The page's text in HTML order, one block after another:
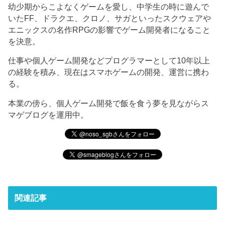
幼少期からこよなくゲームを愛し、中学生の時に遊んで
いたFF、ドラクエ、クロノ、サガといったスクウェアや
エニックスの名作RPGの影響でゲーム開発者になること
を決意。
仕事や個人ゲーム開発などプログラマーとして10年以上
の経験を積み、現在はスマホゲームの開発、運営に携わ
る。
本業の傍ら、個人ゲーム開発で飯を食う夢を見ながらス
マゲブログを運用中。
関連記事